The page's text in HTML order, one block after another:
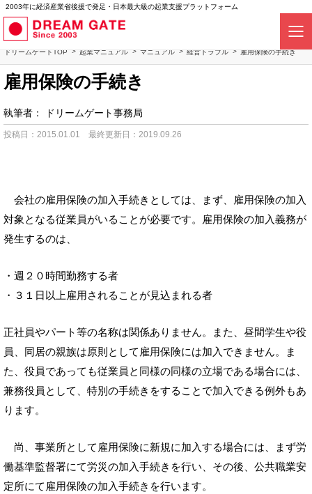
2003年に経済産業省後援で発足・日本最大級の起業支援プラットフォーム
ドリームゲートTOP 起業マニュアル マニュアル 経営トラブル 雇用保険の手続き
雇用保険の手続き
執筆者： ドリームゲート事務局
投稿日：2015.01.01 最終更新日：2019.09.26
会社の雇用保険の加入手続きとしては、まず、雇用保険の加入
対象となる従業員がいることが必要です。雇用保険の加入義務が
発生するのは、
・週２０時間勤務する者
・３１日以上雇用されることが見込まれる者
正社員やパート等の名称は関係ありません。また、昼間学生や役
員、同居の親族は原則として雇用保険には加入できません。ま
た、役員であっても従業員と同様の同様の立場である場合には、
兼務役員として、特別の手続きをすることで加入できる例外もあ
ります。
尚、事業所として雇用保険に新規に加入する場合には、まず労
働基準監督署にて労災の加入手続きを行い、その後、公共職業安
定所にて雇用保険の加入手続きを行います。